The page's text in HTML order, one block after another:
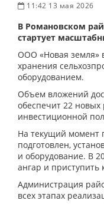
11:42 13 мая 2026
В Романовском
стартует
ООО «Новая земля»
хранения
оборудованием.
Объем вложений
обеспечит 22
инвестиционной
На текущий момент
подготовлен,
и оборудование. В
ангар и
Администрация
всех этапах